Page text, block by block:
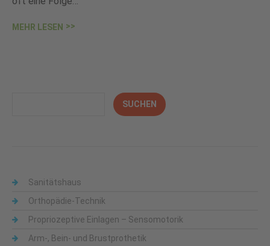
MEHR LESEN
Sanitätshaus
Orthopädie-Technik
Propriozeptive Einlagen – Sensomotorik
Arm-, Bein- und Brustprothetik